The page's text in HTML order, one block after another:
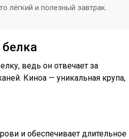
лёгкий и полезный завтрак.
ведь он отвечает за
Киноа — уникальная крупа,
и обеспечивает длительное